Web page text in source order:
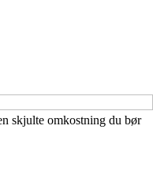
skjulte omkostning du bør